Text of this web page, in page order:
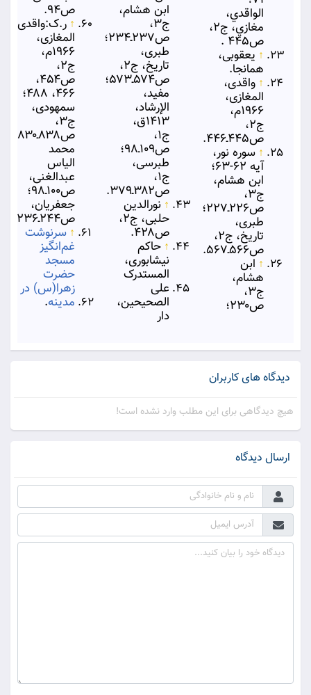
الواقدي،
مغازي، ج۲،
ص۴۴۵ .
↑ یعقوبی،
همانجا.
↑ واقدی،
المغازی،
۱۹۶۶م،
ج۲،
ص۴۴۵ـ۴۴۶.
↑ سوره نور،
آیه ۶۲-۶۳؛
ابن هشام،
ج۳،
ص۲۲۶ـ۲۲۷؛
طبری،
تاریخ، ج۲،
ص۵۶۶ـ۵۶۷.
↑ ابن
هشام،
ج۳،
ص۲۳۰؛
ابن هشام،
ج۳،
ص۲۳۷ـ۲۳۴؛
طبری،
تاریخ، ج۲،
ص۵۷۴ـ۵۷۳؛
مفید،
الإرشاد،
۱۴۱۳ق،
ج۱،
ص۱۰۹ـ۹۸؛
طبرسی،
ج۱،
ص۳۸۲ـ۳۷۹.
↑ نورالدین
حلبی، ج۲،
ص۴۲۸.
↑ حاکم
نیشابوری،
المستدرک
علی
الصحیحین،
دار
ص۹۴.
↑ ر.ک:واقدی،
المغازی،
۱۹۶۶م،
ج۲،
ص۴۵۴،
۴۶۶، ۴۸۸؛
سمهودی،
ج۳،
محمد
الیاس
عبدالغنی،
ص۱۰۰ـ۹۸؛
جعفریان،
ص۲۴۴ـ۲۳۶.
↑ سرنوشت
غم‌انگیز
مسجد
حضرت
زهرا(س) در
مدینه.
دیدگاه های کاربران
هیچ دیدگاهی برای این مطلب وارد نشده است!
ارسال دیدگاه